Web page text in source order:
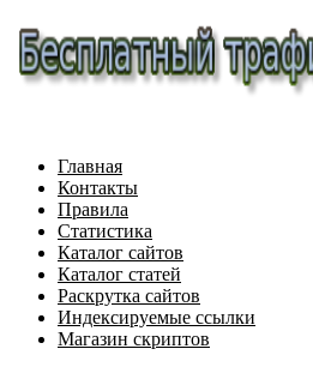
Главная
Контакты
Правила
Статистика
Каталог сайтов
Каталог статей
Раскрутка сайтов
Индексируемые ссылки
Магазин скриптов